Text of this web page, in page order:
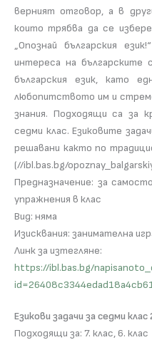
верният отговор, а в
които трябва да се
„Опознай българския
интереса на българските
българския език, като
любопитството им и
знания. Подходящи са за
седми клас. Езиковите
решавани както по
(//ibl.bas.bg/
Предназначение: за
упражнения в клас
Вид: няма
Изисквания: занимателна
Линк за изтегляне:
https://ibl.bas.bg/
Езикови задачи за седми клас
Подходящи за: 7. клас, 6. клас